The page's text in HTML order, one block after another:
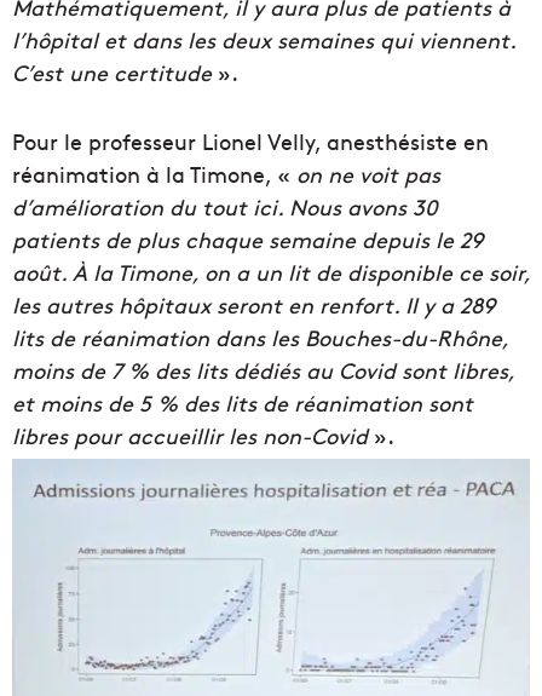
Mathématiquement, il y aura plus de patients à
l’hôpital et dans les deux semaines qui viennent.
C’est une certitude».
Pour le professeur Lionel Velly, anesthésiste en
réanimation à la Timone, « on ne voit pas
d’amélioration du tout ici. Nous avons 30
patients de plus chaque semaine depuis le 29
août. À la Timone, on a un lit de disponible ce soir,
les autres hôpitaux seront en renfort. Il y a 289
lits de réanimation dans les Bouches-du-Rhône,
moins de 7 % des lits dédiés au Covid sont libres,
et moins de 5 % des lits de réanimation sont
libres pour accueillir les non-Covid».